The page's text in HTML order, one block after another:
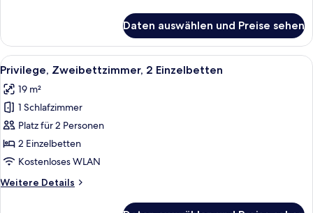
Zweibettzimmer,
2 Einzelbetten
Daten auswählen und Preise sehen
Alle
Fotos
für
Privilege,
Zweibettzimmer,
2 Einzelbetten
anzeigen
Ein Hotelzimmer mit zwei Betten,
10
Privilege, Zweibettzimmer, 2 Einzelbetten
19 m²
1 Schlafzimmer
Platz für 2 Personen
2 Einzelbetten
Kostenloses WLAN
Weitere Details
Weitere